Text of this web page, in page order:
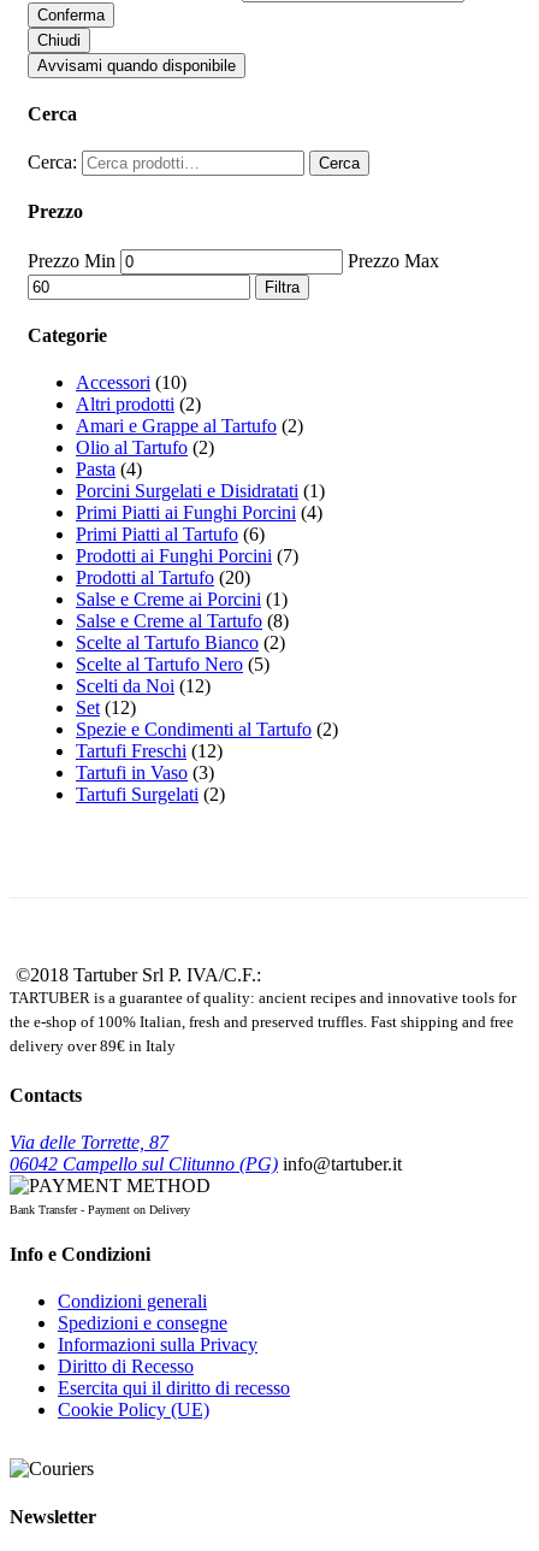
Conferma
Chiudi
Avvisami quando disponibile
Cerca
Cerca: Cerca
Prezzo
Prezzo Min Prezzo Max
Filtra
Categorie
Accessori (10)
Altri prodotti (2)
Amari e Grappe al Tartufo (2)
Olio al Tartufo (2)
Pasta (4)
Porcini Surgelati e Disidratati (1)
Primi Piatti ai Funghi Porcini (4)
Primi Piatti al Tartufo (6)
Prodotti ai Funghi Porcini (7)
Prodotti al Tartufo (20)
Salse e Creme ai Porcini (1)
Salse e Creme al Tartufo (8)
Scelte al Tartufo Bianco (2)
Scelte al Tartufo Nero (5)
Scelti da Noi (12)
Set (12)
Spezie e Condimenti al Tartufo (2)
Tartufi Freschi (12)
Tartufi in Vaso (3)
Tartufi Surgelati (2)
©2018 Tartuber Srl P. IVA/C.F.:
TARTUBER is a guarantee of quality: ancient recipes and innovative tools for
the e-shop of 100% Italian, fresh and preserved truffles. Fast shipping and free
delivery over 89€ in Italy
Contacts
Via delle Torrette, 87
06042 Campello sul Clitunno (PG) info@tartuber.it
Bank Transfer - Payment on Delivery
Info e Condizioni
Condizioni generali
Spedizioni e consegne
Informazioni sulla Privacy
Diritto di Recesso
Esercita qui il diritto di recesso
Cookie Policy (UE)
Newsletter